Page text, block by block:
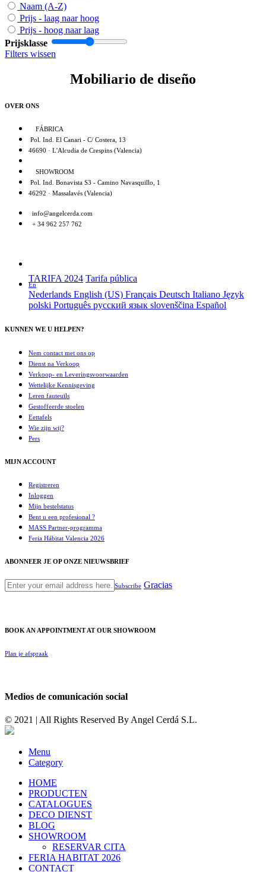
Naam (A-Z)
Prijs - laag naar hoog
Prijs - hoog naar laag
Prijsklasse
Filters wissen
Mobiliario de diseño
OVER ONS
FÁBRICA
Pol. Ind. El Canari - C/ Costera, 13
46690 · L'Alcudia de Crespins (Valencia)
SHOWROOM
Pol. Ind. Bonavista S3 - Camino Navasquillo, 1
46292 · Massalavés (Valencia)
info@angelcerda.com
+ 34 962 257 762
TARIFA 2024 Tarifa pública
En
Nederlands English (US) Français Deutsch Italiano Język
polski Português русский язык slovenščina Español
KUNNEN WE U HELPEN?
Nem contact met ons op
Dienst na Verkoop
Verkoop- en Leveringsvoorwaarden
Wettelijke Kennisgeving
Leren fauteuils
Gestoffeerde stoelen
Eettafels
Wie zijn wij?
Pers
MIJN ACCOUNT
Registreren
Inloggen
Mijn bestelstatus
Bent u een profesional ?
MASS Partner-programma
Feria Hábitat Valencia 2026
ABONNEER JE OP ONZE NIEUWSBRIEF
Subscribe Gracias
BOOK AN APPOINTMENT AT OUR SHOWROOM
Plan je afspraak
Medios de comunicación social
© 2021 | All Rights Reserved By Angel Cerdá S.L.
Menu
Category
HOME
PRODUCTEN
CATALOGUES
DECO DIENST
BLOG
SHOWROOM
RESERVAR CITA
FERIA HABITAT 2026
CONTACT